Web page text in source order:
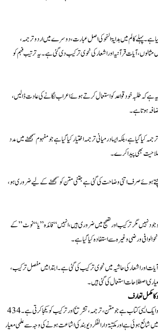
ہے۔ پہلے کالم میں ہدایۃ النحو کی اصل عبارت، دوسرے میں اردو ترجمہ،
آیات قرآنیہ اور اشعار کی نحوی ترکیب دی گئی ہے۔ یہ ترتیب فہم کو
ہے کہ طلبہ خود قواعد کو استعمال کرتے ہوئے اعراب لگانے کی عادت ڈالیں،
ہوتا ہے۔
کیا گیا ہے، بلکہ ایسا درمیانی ترجمہ اختیار کیا گیا ہے جو مفہوم سمجھنے میں مدد
بھی پیدا کرے۔
ہوئے صرف اتنی وضاحت کی گئی ہے جتنی متن کو سمجھنے کے لیے ضروری ہو،
موجود نہیں مگر ترکیب اور تصحیح میں ضروری ہیں، انہیں “فائدہ” یا “نوٹ” کے
الوافی و رضی وغیرہ سے استفادہ کیا گیا ہے۔
اور اشعار کی حاشیہ میں نحوی ترکیب کی گئی ہے۔ ابتدا میں مفصل ترکیب،
اصطلاحات استعمال کی گئی ہیں۔
کا مکمل تعارف
درس ہدایۃ النحو اردو شرح ھدایۃ النحو ایک ایسی کتاب ہے جو متن، ترجمہ، تشریح اور ترکیب کو یکجا کرتی ہے۔ 434
ہوئی ہے اور مکتبۃ دارالفکر دیوبند کی اشاعت ہونے کی وجہ سے علمی معیار